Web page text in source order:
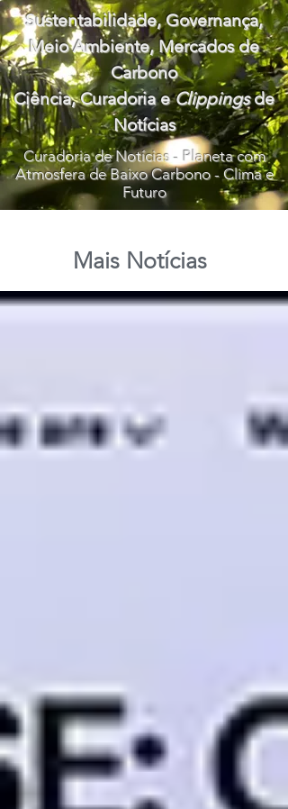
Sustentabilidade, Governança,
Meio Ambiente, Mercados de
Carbono
Ciência, Curadoria eClippingsde
Notícias
Curadoria de Notícias - Planeta com
Atmosfera de Baixo Carbono - Clima e
Futuro
Mais Notícias